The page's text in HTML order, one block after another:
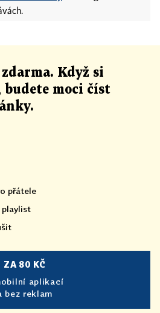
zdarma. Když si
moci číst
.
přátele
playlist
ZA 80 KČ
aplikací
bez reklam